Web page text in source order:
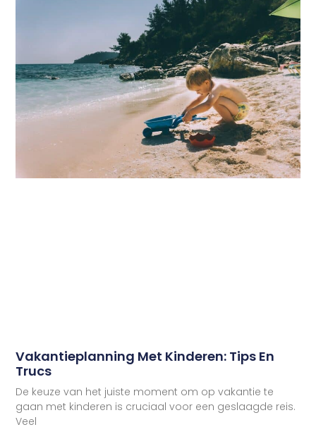
Vakantieplanning Met Kinderen: Tips En
Trucs
De keuze van het juiste moment om op vakantie te
gaan met kinderen is cruciaal voor een geslaagde reis.
Veel